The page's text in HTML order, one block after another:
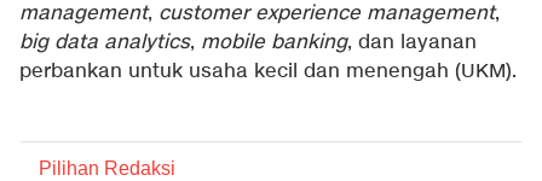
management, customer experience management,
big data analytics, mobile banking, dan layanan
perbankan untuk usaha kecil dan menengah (UKM).
Pilihan Redaksi